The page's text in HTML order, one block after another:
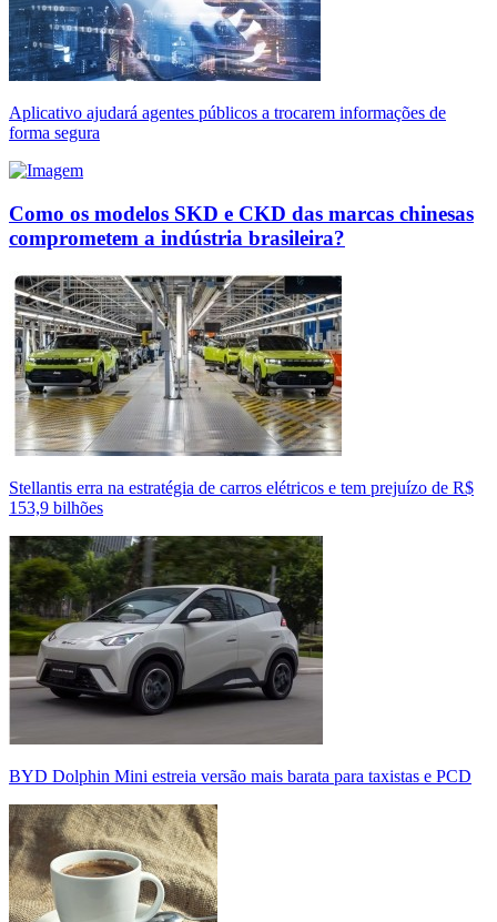
Aplicativo ajudará agentes públicos a trocarem informações de
forma segura
Como os modelos SKD e CKD das marcas chinesas
comprometem a indústria brasileira?
Stellantis erra na estratégia de carros elétricos e tem prejuízo de R$
153,9 bilhões
BYD Dolphin Mini estreia versão mais barata para taxistas e PCD